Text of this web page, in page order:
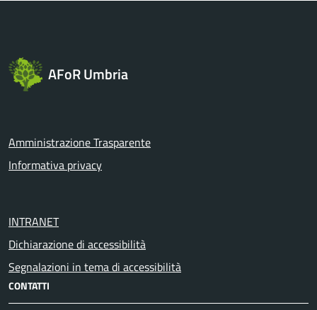
AFoR Umbria
Amministrazione Trasparente
Informativa privacy
INTRANET
Dichiarazione di accessibilità
Segnalazioni in tema di accessibilità
CONTATTI